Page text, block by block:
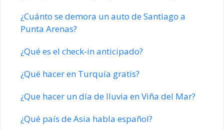
¿Cuánto se demora un auto de Santiago a
Punta Arenas?
¿Qué es el check-in anticipado?
¿Qué hacer en Turquía gratis?
¿Que hacer un día de lluvia en Viña del Mar?
¿Qué país de Asia habla español?